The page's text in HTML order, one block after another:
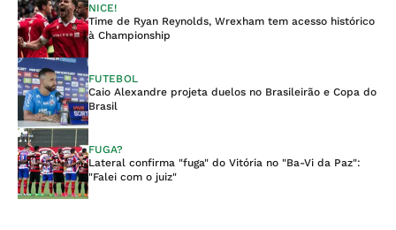
NICE!
Time de Ryan Reynolds, Wrexham tem acesso histórico
à Championship
FUTEBOL
Caio Alexandre projeta duelos no Brasileirão e Copa do
Brasil
FUGA?
Lateral confirma "fuga" do Vitória no "Ba-Vi da Paz":
"Falei com o juiz"